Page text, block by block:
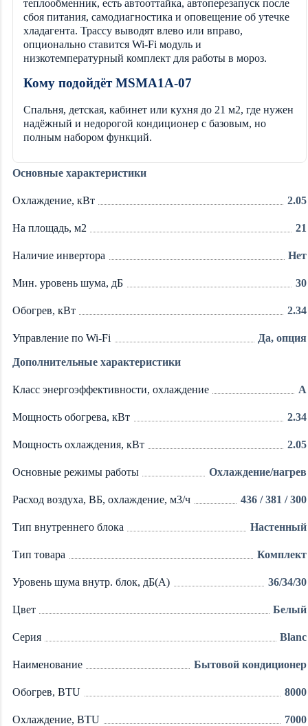
теплообменник, есть автооттайка, автоперезапуск после
сбоя питания, самодиагностика и оповещение об утечке
хладагента. Трассу выводят влево или вправо,
опционально ставится Wi-Fi модуль и
низкотемпературный комплект для работы в мороз.
Кому подойдёт MSMA1A-07
Спальня, детская, кабинет или кухня до 21 м2, где нужен
надёжный и недорогой кондиционер с базовым, но
полным набором функций.
Основные характеристики
Охлаждение, кВт 2.05
На площадь, м2 21
Наличие инвертора Нет
Мин. уровень шума, дБ 30
Обогрев, кВт 2.34
Управление по Wi-Fi Да, опция
Дополнительные характеристики
Класс энергоэффективности, охлаждение A
Мощность обогрева, кВт 2.34
Мощность охлаждения, кВт 2.05
Основные режимы работы Охлаждение/нагрев
Расход воздуха, ВБ, охлаждение, м3/ч 436 / 381 / 300
Тип внутреннего блока Настенный
Тип товара Комплект
Уровень шума внутр. блок, дБ(А) 36/34/30
Цвет Белый
Серия Blanc
Наименование Бытовой кондиционер
Обогрев, BTU 8000
Охлаждение, BTU 7000